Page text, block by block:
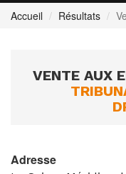
Accueil Résultats
VENTE AUX
Adresse